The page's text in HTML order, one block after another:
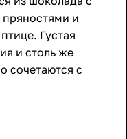
и
Густая
и столь же
сочетаются с